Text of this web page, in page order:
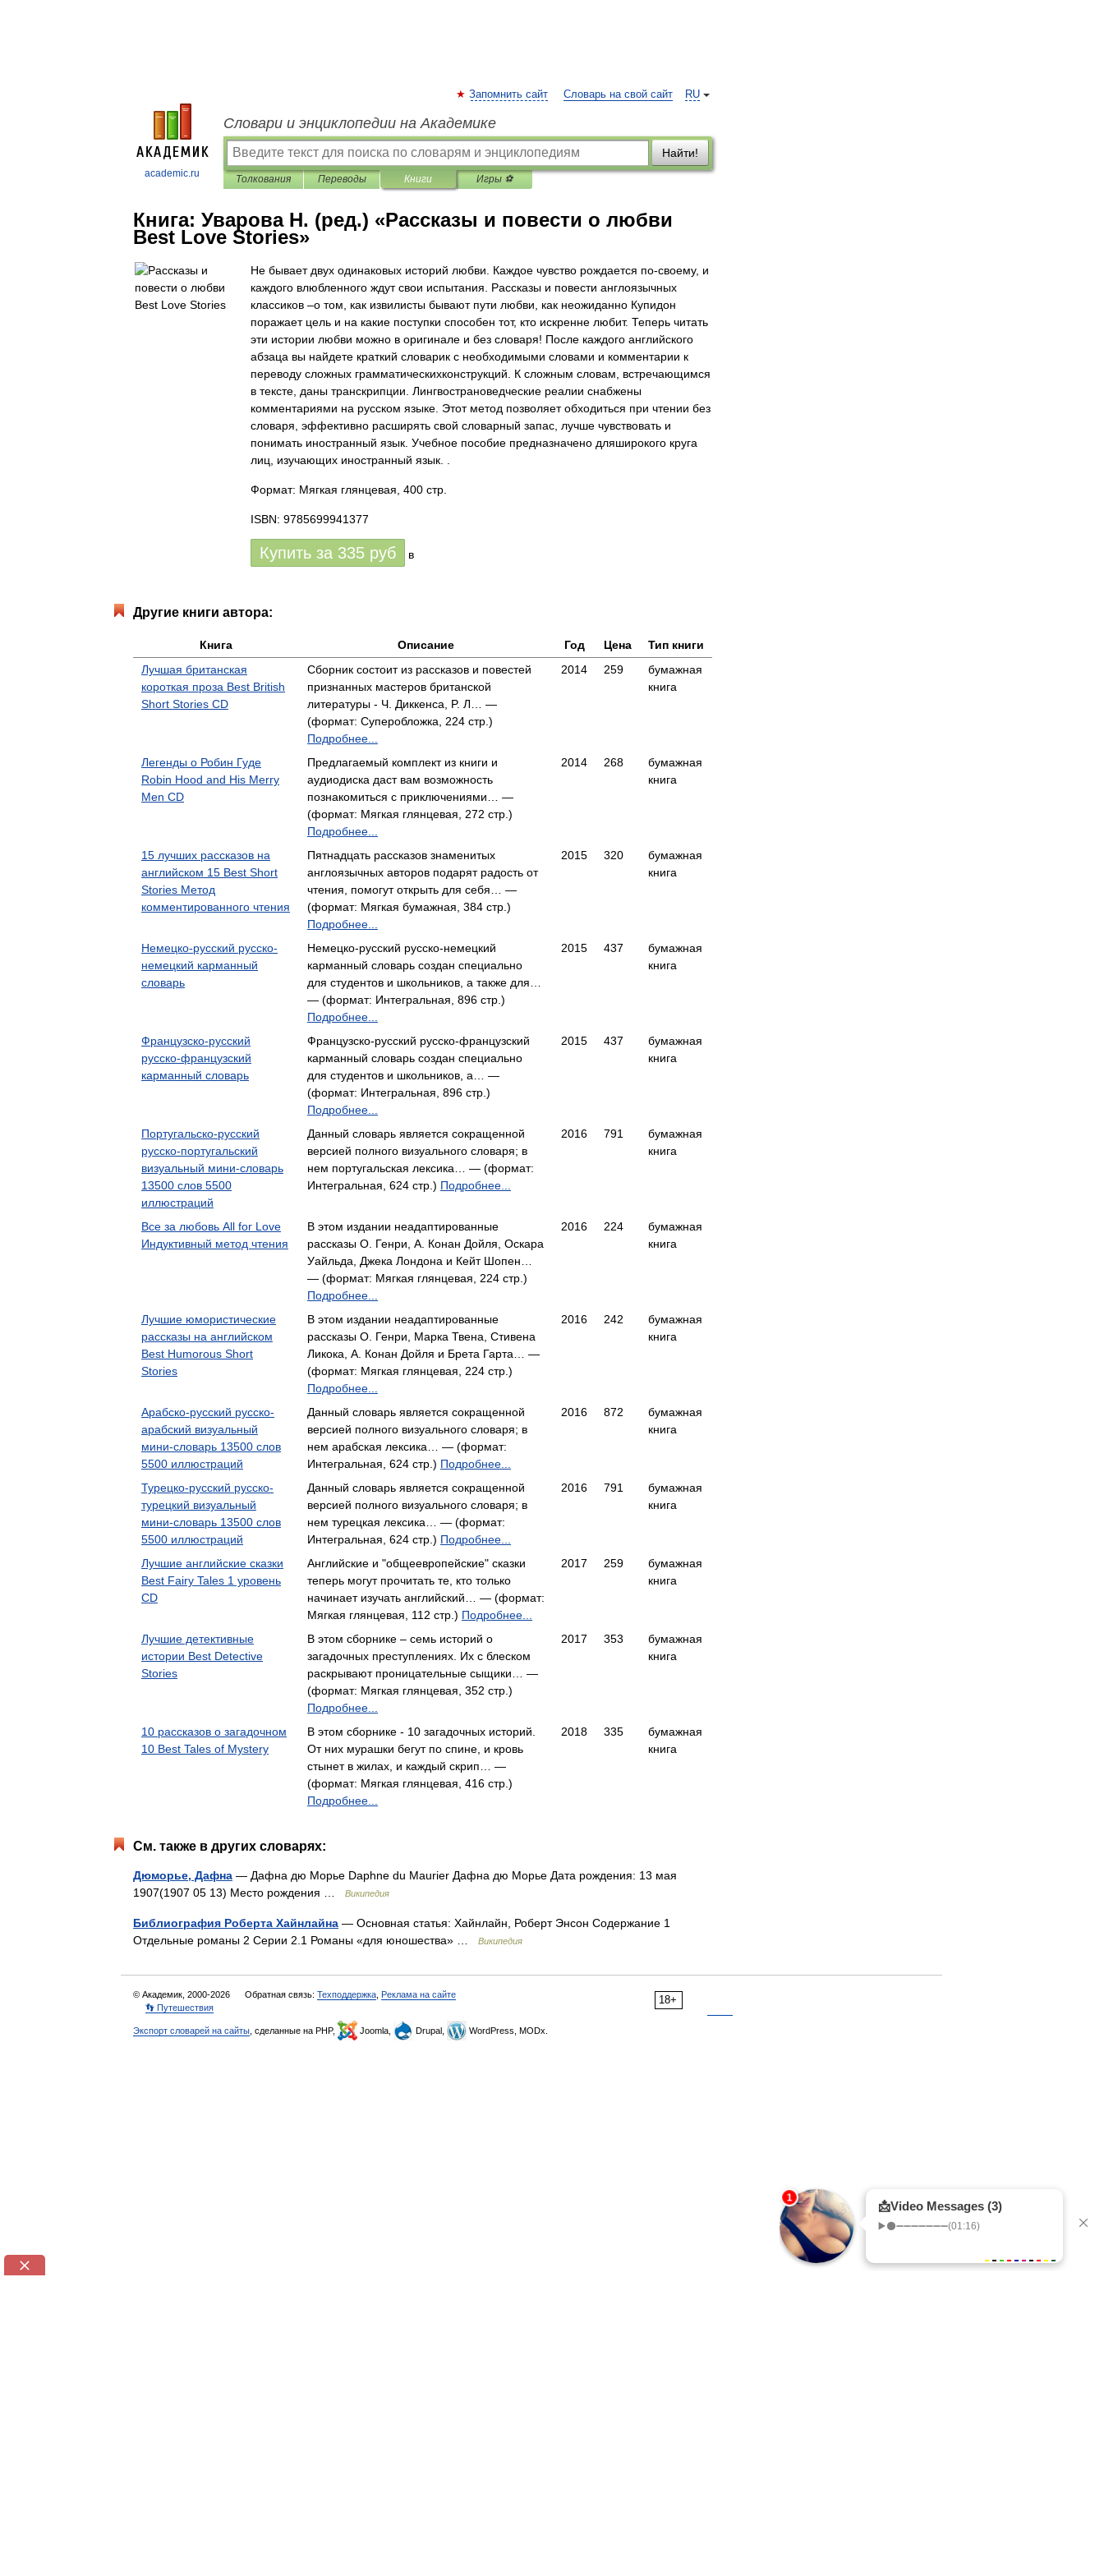
academic.ru
RU
Запомнить сайт Словарь на свой сайт
Словари и энциклопедии на Академике
Найти!
Толкования Переводы Книги Игры ⚽
Книга: Уварова Н. (ред.) «Рассказы и повести о любви
Best Love Stories»
Не бывает двух одинаковых историй любви. Каждое чувство рождается по-своему, и
каждого влюбленного ждут свои испытания. Рассказы и повести англоязычных
классиков –о том, как извилисты бывают пути любви, как неожиданно Купидон
поражает цель и на какие поступки способен тот, кто искренне любит. Теперь читать
эти истории любви можно в оригинале и без словаря! После каждого английского
абзаца вы найдете краткий словарик с необходимыми словами и комментарии к
переводу сложных грамматическихконструкций. К сложным словам, встречающимся
в тексте, даны транскрипции. Лингвострановедческие реалии снабжены
комментариями на русском языке. Этот метод позволяет обходиться при чтении без
словаря, эффективно расширять свой словарный запас, лучше чувствовать и
понимать иностранный язык. Учебное пособие предназначено дляширокого круга
лиц, изучающих иностранный язык. .
Формат: Мягкая глянцевая, 400 стр.
ISBN: 9785699941377
Купить за 335 руб в
Другие книги автора:
Книга Описание Год Цена
Тип книги
Лучшая британская
короткая проза Best British
Short Stories CD
Сборник состоит из рассказов и повестей
признанных мастеров британской
литературы - Ч. Диккенса, P. Л… —
(формат: Суперобложка, 224 стр.)
Подробнее...
2014 259
бумажная
книга
Легенды о Робин Гуде
Robin Hood and His Merry
Men CD
Предлагаемый комплект из книги и
аудиодиска даст вам возможность
познакомиться с приключениями… —
(формат: Мягкая глянцевая, 272 стр.)
Подробнее...
2014 268
бумажная
книга
15 лучших рассказов на
английском 15 Best Short
Stories Метод
комментированного чтения
Пятнадцать рассказов знаменитых
англоязычных авторов подарят радость от
чтения, помогут открыть для себя… —
(формат: Мягкая бумажная, 384 стр.)
Подробнее...
2015 320
бумажная
книга
Немецко-русский русско-
немецкий карманный
словарь
Немецко-русский русско-немецкий
карманный словарь создан специально
для студентов и школьников, а также для…
— (формат: Интегральная, 896 стр.)
Подробнее...
2015 437
бумажная
книга
Французско-русский
русско-французский
карманный словарь
Французско-русский русско-французский
карманный словарь создан специально
для студентов и школьников, а… —
(формат: Интегральная, 896 стр.)
Подробнее...
2015 437
бумажная
книга
Португальско-русский
русско-португальский
визуальный мини-словарь
13500 слов 5500
иллюстраций
Данный словарь является сокращенной
версией полного визуального словаря; в
нем португальская лексика… — (формат:
Интегральная, 624 стр.) Подробнее...
2016 791
бумажная
книга
Все за любовь All for Love
Индуктивный метод чтения
В этом издании неадаптированные
рассказы О. Генри, А. Конан Дойля, Оскара
Уайльда, Джека Лондона и Кейт Шопен…
— (формат: Мягкая глянцевая, 224 стр.)
Подробнее...
2016 224
бумажная
книга
Лучшие юмористические
рассказы на английском
Best Humorous Short
Stories
В этом издании неадаптированные
рассказы О. Генри, Марка Твена, Стивена
Ликока, А. Конан Дойля и Брета Гарта… —
(формат: Мягкая глянцевая, 224 стр.)
Подробнее...
2016 242
бумажная
книга
Арабско-русский русско-
арабский визуальный
мини-словарь 13500 слов
5500 иллюстраций
Данный словарь является сокращенной
версией полного визуального словаря; в
нем арабская лексика… — (формат:
Интегральная, 624 стр.) Подробнее...
2016 872
бумажная
книга
Турецко-русский русско-
турецкий визуальный
мини-словарь 13500 слов
5500 иллюстраций
Данный словарь является сокращенной
версией полного визуального словаря; в
нем турецкая лексика… — (формат:
Интегральная, 624 стр.) Подробнее...
2016 791
бумажная
книга
Лучшие английские сказки
Best Fairy Tales 1 уровень
CD
Английские и "общеевропейские" сказки
теперь могут прочитать те, кто только
начинает изучать английский… — (формат:
Мягкая глянцевая, 112 стр.) Подробнее...
2017 259
бумажная
книга
Лучшие детективные
истории Best Detective
Stories
В этом сборнике – семь историй о
загадочных преступлениях. Их с блеском
раскрывают проницательные сыщики… —
(формат: Мягкая глянцевая, 352 стр.)
Подробнее...
2017 353
бумажная
книга
10 рассказов о загадочном
10 Best Tales of Mystery
В этом сборнике - 10 загадочных историй.
От них мурашки бегут по спине, и кровь
стынет в жилах, и каждый скрип… —
(формат: Мягкая глянцевая, 416 стр.)
Подробнее...
2018 335
бумажная
книга
См. также в других словарях:
Дюморье, Дафна — Дафна дю Морье Daphne du Maurier Дафна дю Морье Дата рождения: 13 мая
1907(1907 05 13) Место рождения …
Википедия
Библиография Роберта Хайнлайна — Основная статья: Хайнлайн, Роберт Энсон Содержание 1
Отдельные романы 2 Серии 2.1 Романы «для юношества» …
Википедия
18+
© Академик, 2000-2026 Обратная связь: Техподдержка Реклама на сайте
👣 Путешествия
Экспорт словарей на сайты , сделанные на PHP, Joomla, Drupal, WordPress, MODx.